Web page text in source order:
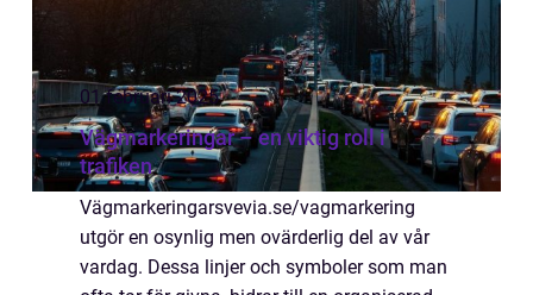
01 februari 2025
Vägmarkeringar – en viktig roll i
trafiken
Vägmarkeringarsvevia.se/vagmarkering
utgör en osynlig men ovärderlig del av vår
vardag. Dessa linjer och symboler som man